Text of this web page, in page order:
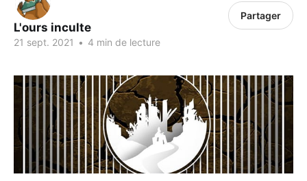
L'ours inculte
21 sept. 2021 • 4 min de lecture
Partager